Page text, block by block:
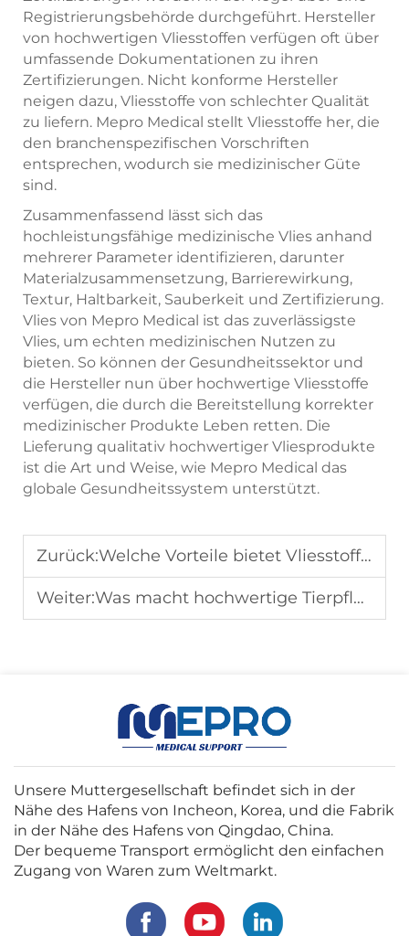
Registrierungsbehörde durchgeführt. Hersteller
von hochwertigen Vliesstoffen verfügen oft über
umfassende Dokumentationen zu ihren
Zertifizierungen. Nicht konforme Hersteller
neigen dazu, Vliesstoffe von schlechter Qualität
zu liefern. Mepro Medical stellt Vliesstoffe her, die
den branchenspezifischen Vorschriften
entsprechen, wodurch sie medizinischer Güte
sind.
Zusammenfassend lässt sich das
hochleistungsfähige medizinische Vlies anhand
mehrerer Parameter identifizieren, darunter
Materialzusammensetzung, Barrierewirkung,
Textur, Haltbarkeit, Sauberkeit und Zertifizierung.
Vlies von Mepro Medical ist das zuverlässigste
Vlies, um echten medizinischen Nutzen zu
bieten. So können der Gesundheitssektor und
die Hersteller nun über hochwertige Vliesstoffe
verfügen, die durch die Bereitstellung korrekter
medizinischer Produkte Leben retten. Die
Lieferung qualitativ hochwertiger Vliesprodukte
ist die Art und Weise, wie Mepro Medical das
globale Gesundheitssystem unterstützt.
Zurück:Welche Vorteile bietet Vliesstoff in medizinischer Qualität für Einweg-Gesundheitsprodukte?
Weiter:Was macht hochwertige Tierpflege-Pads ideal für die Patientenversorgung in medizinischen Einrichtungen?
Unsere Muttergesellschaft befindet sich in der
Nähe des Hafens von Incheon, Korea, und die Fabrik
in der Nähe des Hafens von Qingdao, China.
Der bequeme Transport ermöglicht den einfachen
Zugang von Waren zum Weltmarkt.